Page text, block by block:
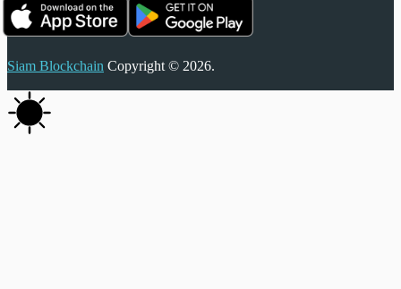
Siam Blockchain Copyright © 2026.